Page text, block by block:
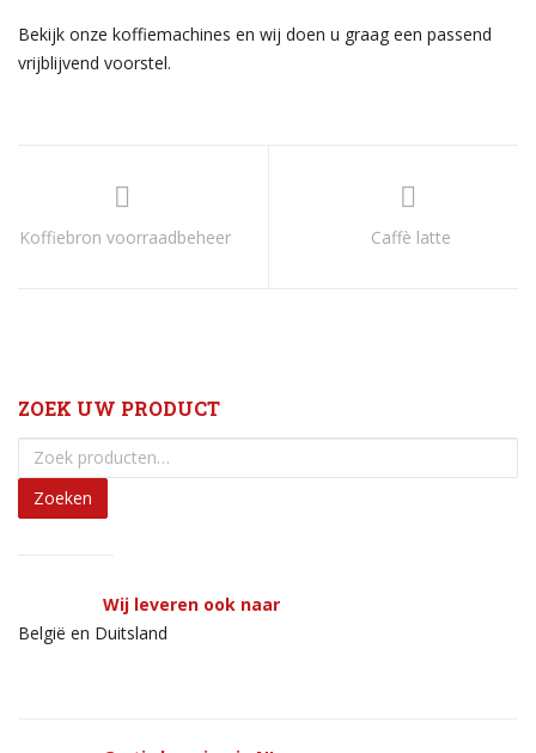
Bekijk onze koffiemachines en wij doen u graag een passend
vrijblijvend voorstel.
Koffiebron voorraadbeheer Caffè latte
ZOEK UW PRODUCT
Zoeken
Wij leveren ook naar
België en Duitsland